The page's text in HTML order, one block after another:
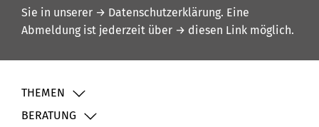
Sie in unserer → Datenschutzerklärung. Eine
Abmeldung ist jederzeit über → diesen Link möglich.
THEMEN
BERATUNG